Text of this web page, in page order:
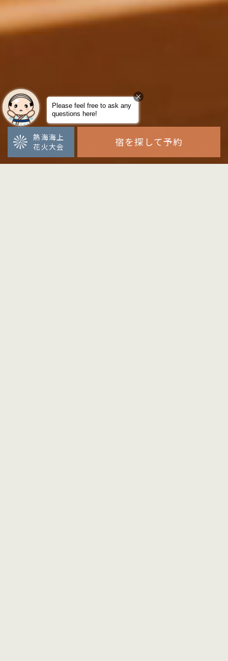
熱海海上
花火大会
宿を探して予約